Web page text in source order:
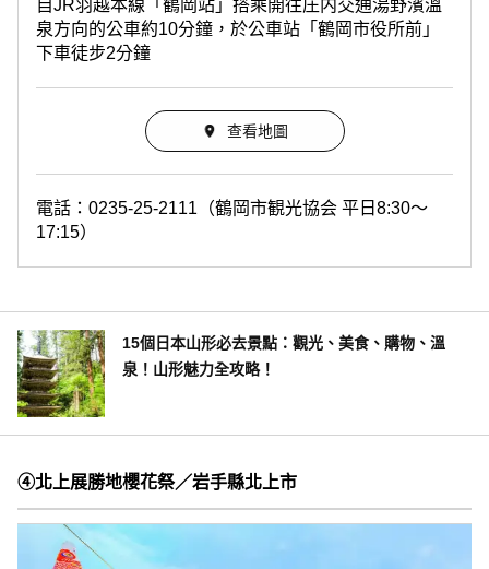
自JR羽越本線「鶴岡站」搭乘開往庄内交通湯野濱溫
泉方向的公車約10分鐘，於公車站「鶴岡市役所前」
下車徒步2分鐘
查看地圖
電話：0235-25-2111（鶴岡市観光協会 平日8:30～
17:15）
15個日本山形必去景點：觀光、美食、購物、溫
泉！山形魅力全攻略！
④北上展勝地櫻花祭／岩手縣北上市